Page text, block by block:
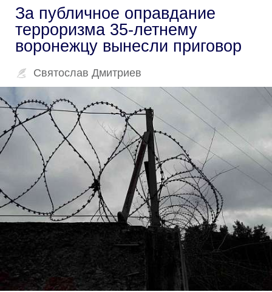
За публичное оправдание
терроризма 35-летнему
воронежцу вынесли приговор
Святослав Дмитриев